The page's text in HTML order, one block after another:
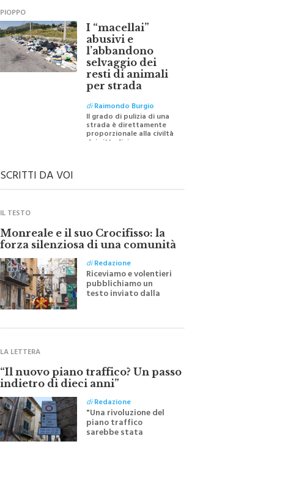
PIOPPO
I “macellai”
abusivi e
l’abbandono
selvaggio dei
resti di animali
per strada
diRaimondo Burgio
Il grado di pulizia di una
strada è direttamente
proporzionale alla civiltà
dei cittadini
SCRITTI DA VOI
IL TESTO
Monreale e il suo Crocifisso: la
forza silenziosa di una comunità
diRedazione
Riceviamo e volentieri
pubblichiamo un
testo inviato dalla
scrittrice monrealese
Festa del Santissimo
LA LETTERA
“Il nuovo piano traffico? Un passo
indietro di dieci anni”
diRedazione
"Una rivoluzione del
piano traffico
sarebbe stata
efficace se preceduta